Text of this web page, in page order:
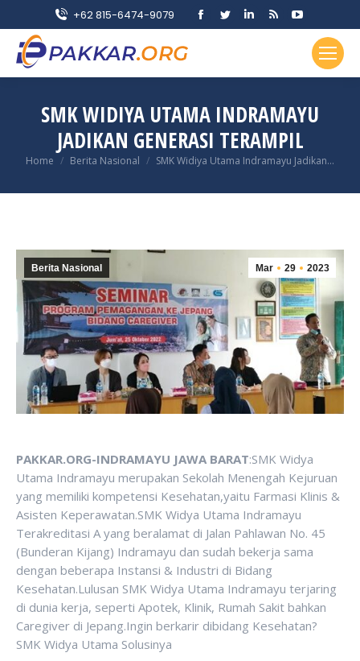
+62 815-6474-9079
Facebook
in
window
Twitter
in
window
Linkedin
in
window
Rss
opens
in
window
YouTube
page
opens
in
window
SMK WIDIYA UTAMA INDRAMAYU
JADIKAN GENERASI TERAMPIL
You are here:
Home Berita Nasional SMK Widiya Utama Indramayu Jadikan…
Mar 29 2023
Berita Nasional
PAKKAR.ORG-INDRAMAYU JAWA BARAT:SMK Widya
Utama Indramayu merupakan Sekolah Menengah Kejuruan
yang memiliki kompetensi Kesehatan,yaitu Farmasi Klinis &
Asisten Keperawatan.SMK Widya Utama Indramayu
Terakreditasi A yang beralamat di Jalan Pahlawan No. 45
(Bunderan Kijang) Indramayu dan sudah bekerja sama
dengan beberapa Instansi & Industri di Bidang
Kesehatan.Lulusan SMK Widya Utama Indramayu terjaring
di dunia kerja, seperti Apotek, Klinik, Rumah Sakit bahkan
Caregiver di Jepang.Ingin berkarir dibidang Kesehatan?
SMK Widya Utama Solusinya